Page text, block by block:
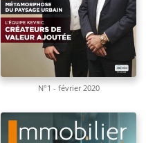
N°1 - février 2020